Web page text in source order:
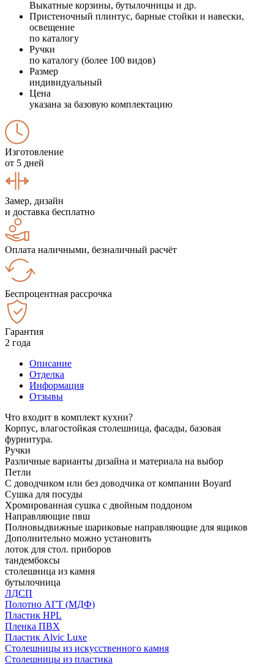
Выкатные корзины, бутылочницы и др.
Пристеночный плинтус, барные стойки и навески,
освещение
по каталогу
Ручки
по каталогу (более 100 видов)
Размер
индивидуальный
Цена
указана за базовую комплектацию
Изготовление
от 5 дней
Замер, дизайн
и доставка бесплатно
Оплата наличными, безналичный расчёт
Беспроцентная рассрочка
Гарантия
2 года
Описание
Отделка
Информация
Отзывы
Что входит в комплект кухни?
Корпус, влагостойкая столешница, фасады, базовая
фурнитура.
Ручки
Различные варианты дизайна и материала на выбор
Петли
С доводчиком или без доводчика от компании Boyard
Сушка для посуды
Хромированная сушка с двойным поддоном
Направляющие пвш
Полновыдвижные шариковые направляющие для ящиков
Дополнительно можно установить
лоток для стол. приборов
тандембоксы
столешница из камня
бутылочница
ЛДСП
Полотно АГТ (МДФ)
Пластик HPL
Пленка ПВХ
Пластик Alvic Luxe
Столешницы из искусственного камня
Столешницы из пластика